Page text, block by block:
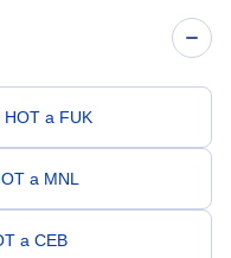
a FUK
a MNL
a CEB